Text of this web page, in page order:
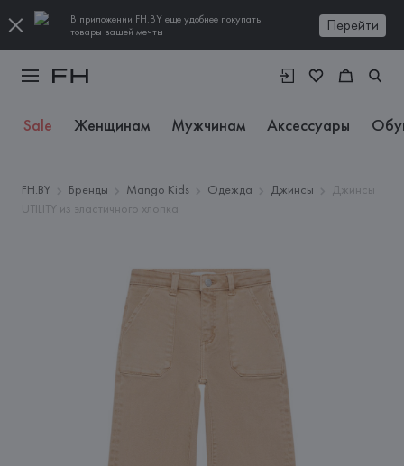
В приложении FH.BY еще удобнее покупать
товары вашей мечты
Перейти
Sale Женщинам Мужчинам Аксессуары
FH.BY Бренды Mango Kids Одежда Джинсы
Джинсы
UTILITY из эластичного хлопка